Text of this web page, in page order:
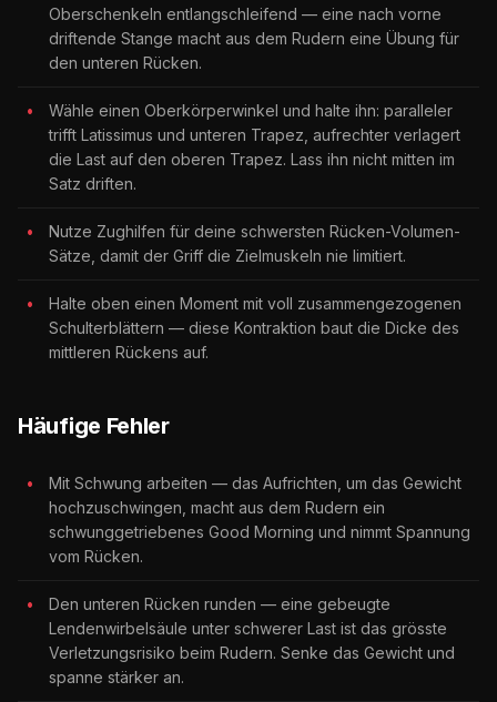
Oberschenkeln entlangschleifend — eine nach vorne
driftende Stange macht aus dem Rudern eine Übung für
den unteren Rücken.
Wähle einen Oberkörperwinkel und halte ihn: paralleler
trifft Latissimus und unteren Trapez, aufrechter verlagert
die Last auf den oberen Trapez. Lass ihn nicht mitten im
Satz driften.
Nutze Zughilfen für deine schwersten Rücken-Volumen-
Sätze, damit der Griff die Zielmuskeln nie limitiert.
Halte oben einen Moment mit voll zusammengezogenen
Schulterblättern — diese Kontraktion baut die Dicke des
mittleren Rückens auf.
Häufige Fehler
Mit Schwung arbeiten — das Aufrichten, um das Gewicht
hochzuschwingen, macht aus dem Rudern ein
schwunggetriebenes Good Morning und nimmt Spannung
vom Rücken.
Den unteren Rücken runden — eine gebeugte
Lendenwirbelsäule unter schwerer Last ist das grösste
Verletzungsrisiko beim Rudern. Senke das Gewicht und
spanne stärker an.